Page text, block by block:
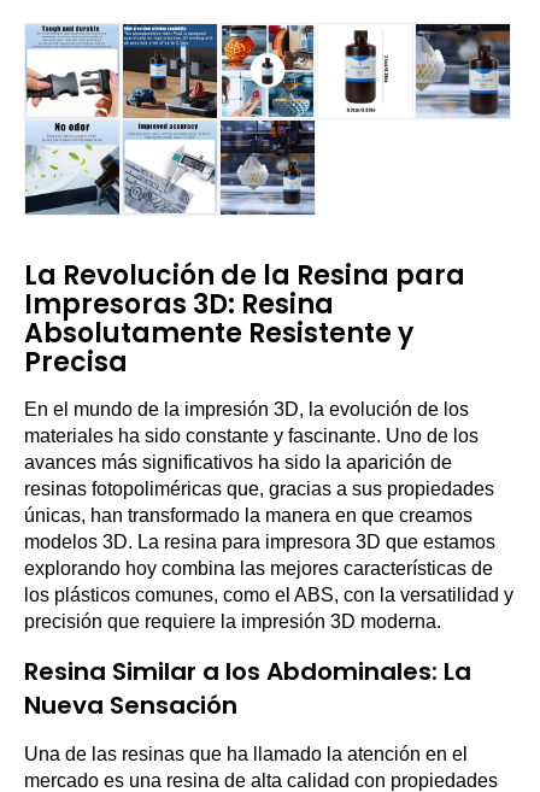
La Revolución de la Resina para
Impresoras 3D: Resina
Absolutamente Resistente y
Precisa
En el mundo de la impresión 3D, la evolución de los
materiales ha sido constante y fascinante. Uno de los
avances más significativos ha sido la aparición de
resinas fotopoliméricas que, gracias a sus propiedades
únicas, han transformado la manera en que creamos
modelos 3D. La resina para impresora 3D que estamos
explorando hoy combina las mejores características de
los plásticos comunes, como el ABS, con la versatilidad y
precisión que requiere la impresión 3D moderna.
Resina Similar a los Abdominales: La
Nueva Sensación
Una de las resinas que ha llamado la atención en el
mercado es una resina de alta calidad con propiedades